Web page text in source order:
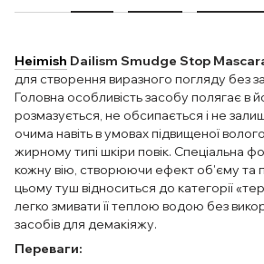
Heimish Dailism Smudge Stop
для створення виразного погляду без
Головна особливість засобу полягає в
розмазується, не обсипається і не
очима навіть в умовах підвищеної
жирному типі шкіри повік. Спеціальна
кожну вію, створюючи ефект об'єму та
цьому туш відноситься до категорії
легко змивати її теплою водою без
засобів для демакіяжу.
Переваги: